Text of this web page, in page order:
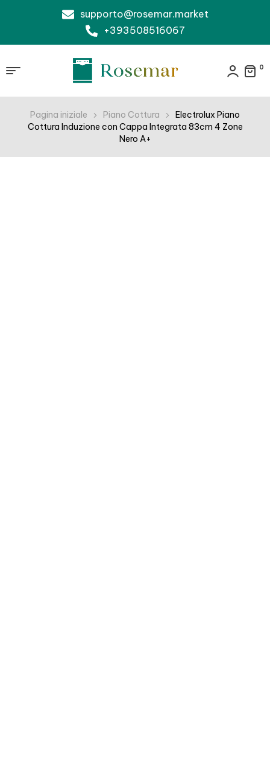
supporto@rosemar.market
+393508516067
0
Pagina iniziale Piano Cottura
Electrolux Piano
Cottura Induzione con Cappa Integrata 83cm 4 Zone
Nero A+